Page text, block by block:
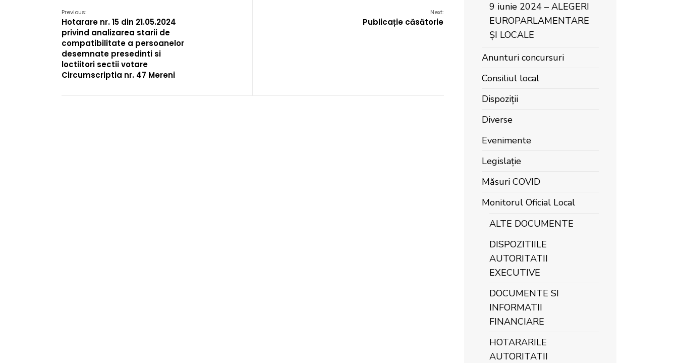
Previous:
Hotarare nr. 15 din 21.05.2024
privind analizarea starii de
compatibilitate a persoanelor
desemnate presedinti si
loctiitori sectii votare
Circumscriptia nr. 47 Mereni
Next:
Publicație căsătorie
9 iunie 2024 – ALEGERI
EUROPARLAMENTARE
ȘI LOCALE
Anunturi concursuri
Consiliul local
Dispoziții
Diverse
Evenimente
Legislație
Măsuri COVID
Monitorul Oficial Local
ALTE DOCUMENTE
DISPOZITIILE
AUTORITATII
EXECUTIVE
DOCUMENTE SI
INFORMATII
FINANCIARE
HOTARARILE
AUTORITATII